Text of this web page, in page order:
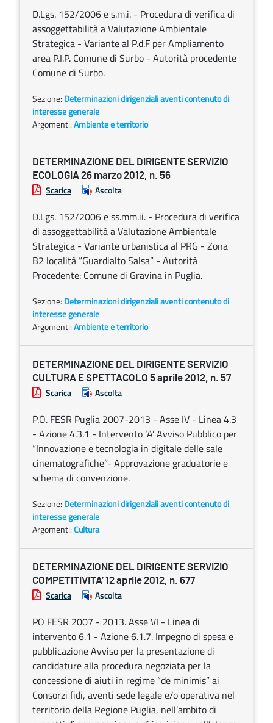
D.Lgs. 152/2006 e s.m.i. - Procedura di verifica di
assoggettabilità a Valutazione Ambientale
Strategica - Variante al P.d.F per Ampliamento
area P.I.P. Comune di Surbo - Autorità procedente
Comune di Surbo.
Sezione: Determinazioni dirigenziali aventi contenuto di
interesse generale
Argomenti:Ambiente e territorio
DETERMINAZIONE DEL DIRIGENTE SERVIZIO
ECOLOGIA 26 marzo 2012, n. 56
Scarica Ascolta
D.Lgs. 152/2006 e ss.mm.ii. - Procedura di verifica
di assoggettabilità a Valutazione Ambientale
Strategica - Variante urbanistica al PRG - Zona
B2 località “Guardialto Salsa” - Autorità
Procedente: Comune di Gravina in Puglia.
Sezione: Determinazioni dirigenziali aventi contenuto di
interesse generale
Argomenti:Ambiente e territorio
DETERMINAZIONE DEL DIRIGENTE SERVIZIO
CULTURA E SPETTACOLO 5 aprile 2012, n. 57
Scarica Ascolta
P.O. FESR Puglia 2007-2013 - Asse IV - Linea 4.3
- Azione 4.3.1 - Intervento ‘A’ Avviso Pubblico per
“Innovazione e tecnologia in digitale delle sale
cinematografiche”- Approvazione graduatorie e
schema di convenzione.
Sezione: Determinazioni dirigenziali aventi contenuto di
interesse generale
Argomenti:Cultura
DETERMINAZIONE DEL DIRIGENTE SERVIZIO
COMPETITIVITA’ 12 aprile 2012, n. 677
Scarica Ascolta
PO FESR 2007 - 2013. Asse VI - Linea di
intervento 6.1 - Azione 6.1.7. Impegno di spesa e
pubblicazione Avviso per la presentazione di
candidature alla procedura negoziata per la
concessione di aiuti in regime “de minimis” ai
Consorzi fidi, aventi sede legale e/o operativa nel
territorio della Regione Puglia, nell’ambito di